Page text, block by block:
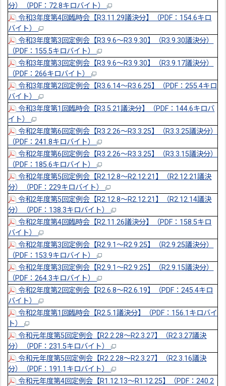
分）（PDF：72.8キロバイト）
令和3年度第4回臨時会【R3.11.29議決分】（PDF：154.6キロ
バイト）
令和3年度第3回定例会【R3.9.6～R3.9.30】（R3.9.30議決分）
（PDF：155.5キロバイト）
令和3年度第3回定例会【R3.9.6～R3.9.30】（R3.9.17議決分）
（PDF：266キロバイト）
令和3年度第2回定例会【R3.6.14～R3.6.25】（PDF：255.4キロ
バイト）
令和3年度第1回臨時会【R3.5.21議決分】（PDF：144.6キロバ
イト）
令和2年度第6回定例会【R3.2.26～R3.3.25】（R3.3.25議決分）
（PDF：241.8キロバイト）
令和2年度第6回定例会【R3.2.26～R3.3.25】（R3.3.15議決分）
（PDF：185.6キロバイト）
令和2年度第5回定例会【R2.12.8～R2.12.21】（R2.12.21議決
分）（PDF：229キロバイト）
令和2年度第5回定例会【R2.12.8～R2.12.21】（R2.12.14議決
分）（PDF：138.3キロバイト）
令和2年度第4回臨時会【R2.11.26議決分】（PDF：158.5キロ
バイト）
令和2年度第3回定例会【R2.9.1～R2.9.25】（R2.9.25議決分）
（PDF：153.9キロバイト）
令和2年度第3回定例会【R2.9.1～R2.9.25】（R2.9.15議決分）
（PDF：264.3キロバイト）
令和2年度第2回定例会【R2.6.8～R2.6.19】（PDF：245.4キロ
バイト）
令和2年度第1回臨時会【R2.5.1議決分】（PDF：156.1キロバイ
ト）
令和元年度第5回定例会【R2.2.28～R2.3.27】（R2.3.27議決
分）（PDF：231.5キロバイト）
令和元年度第5回定例会【R2.2.28～R2.3.27】（R2.3.16議決
分）（PDF：191.1キロバイト）
令和元年度第4回定例会【R1.12.13～R1.12.25】（PDF：240.2